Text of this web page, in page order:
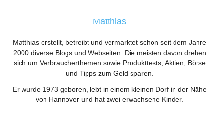
Matthias
Matthias erstellt, betreibt und vermarktet schon seit dem Jahre
2000 diverse Blogs und Webseiten. Die meisten davon drehen
sich um Verbraucherthemen sowie Produkttests, Aktien, Börse
und Tipps zum Geld sparen.
Er wurde 1973 geboren, lebt in einem kleinen Dorf in der Nähe
von Hannover und hat zwei erwachsene Kinder.